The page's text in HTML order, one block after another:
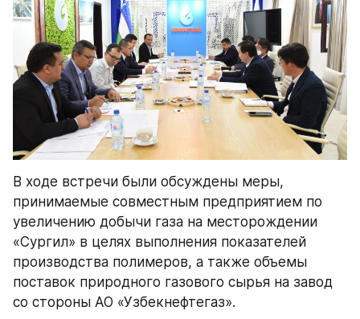
В ходе встречи были обсуждены меры,
принимаемые совместным предприятием по
увеличению добычи газа на месторождении
«Сургил» в целях выполнения показателей
производства полимеров, а также объемы
поставок природного газового сырья на завод
со стороны АО «Узбекнефтегаз».